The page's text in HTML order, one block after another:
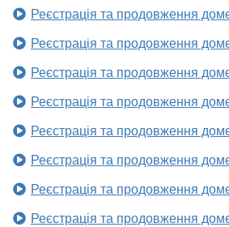
Реєстрація та продовження
Реєстрація та продовження
Реєстрація та продовження
Реєстрація та продовження
Реєстрація та продовження
Реєстрація та продовження
Реєстрація та продовження
Реєстрація та продовження